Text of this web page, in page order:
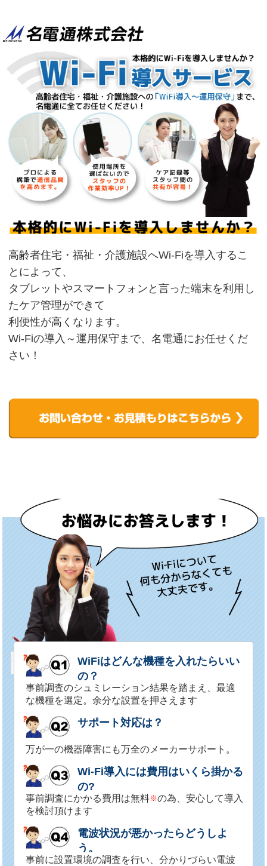
高齢者住宅・福祉・介護施設へWi-Fiを導入するこ
とによって、
タブレットやスマートフォンと言った端末を利用し
たケア管理ができて
利便性が高くなります。
Wi-Fiの導入～運用保守まで、名電通にお任せくだ
さい！
WiFiはどんな機種を入れたらいい
の？
事前調査のシュミレーション結果を踏まえ、最適
な機種を選定。余分な設置を押さえます
サポート対応は？
万が一の機器障害にも万全のメーカーサポート。
Wi-Fi導入には費用はいくら掛かる
の?
事前調査にかかる費用は無料※の為、安心して導入
を検討頂けます
電波状況が悪かったらどうしよ
う。
事前に設置環境の調査を行い、分かりづらい電波